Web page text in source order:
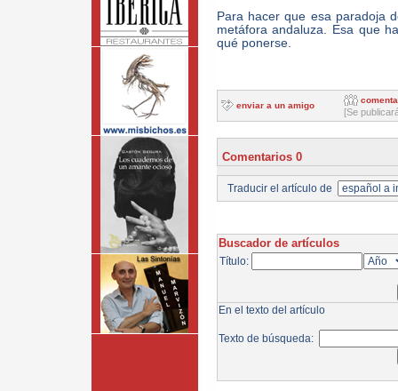
Para hacer que esa paradoja
metáfora andaluza. Esa que
qué ponerse.
enviar a un amigo
[Se
Comentarios 0
Traducir el artículo de
Buscador de artículos
Título:
En el texto del artículo
Texto de búsqueda: